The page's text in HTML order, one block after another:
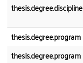
thesis.degree.discipline
thesis.degree.program
thesis.degree.program